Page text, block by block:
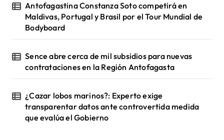
Antofagastina Constanza Soto competirá en
Maldivas, Portugal y Brasil por el Tour Mundial de
Bodyboard
Sence abre cerca de mil subsidios para nuevas
contrataciones en la Región Antofagasta
¿Cazar lobos marinos?: Experto exige
transparentar datos ante controvertida medida
que evalúa el Gobierno